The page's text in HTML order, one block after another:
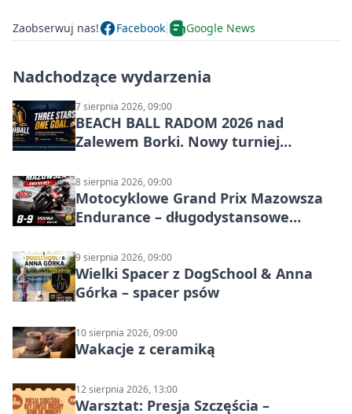
Zaobserwuj nas! Facebook Google News
Nadchodzące wydarzenia
7 sierpnia 2026, 09:00
BEACH BALL RADOM 2026 nad
Zalewem Borki. Nowy turniej
8 sierpnia 2026, 09:00
Motocyklowe Grand Prix Mazowsza
Endurance – długodystansowe
9 sierpnia 2026, 09:00
Wielki Spacer z DogSchool & Anna
Górka – spacer psów
10 sierpnia 2026, 09:00
Wakacje z ceramiką
12 sierpnia 2026, 13:00
Warsztat: Presja Szczęścia –